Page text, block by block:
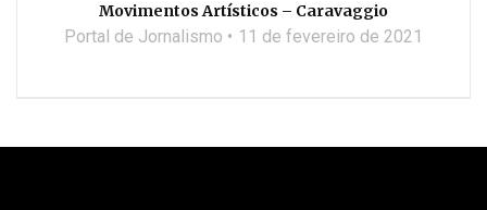
Movimentos Artísticos – Caravaggio
Portal de Jornalismo 11 de fevereiro de 2021